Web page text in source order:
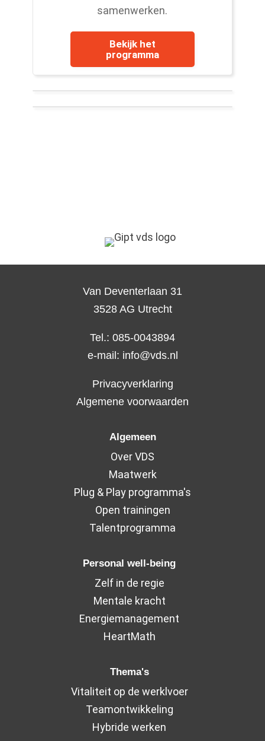
samenwerken.
Bekijk het
programma
Van Deventerlaan 31
3528 AG Utrecht
Tel.: 085-0043894
e-mail: info@vds.nl
Privacyverklaring
Algemene voorwaarden
Algemeen
Over VDS
Maatwerk
Plug & Play programma's
Open trainingen
Talentprogramma
Personal well-being
Zelf in de regie
Mentale kracht
Energiemanagement
HeartMath
Thema's
Vitaliteit op de werklvoer
Teamontwikkeling
Hybride werken